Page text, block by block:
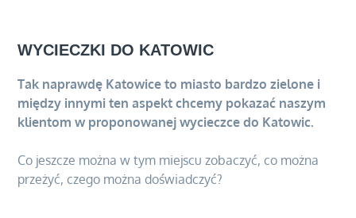
WYCIECZKI DO KATOWIC
Tak naprawdę Katowice to miasto bardzo zielone i
między innymi ten aspekt chcemy pokazać naszym
klientom w proponowanej wycieczce do Katowic.
Co jeszcze można w tym miejscu zobaczyć, co można
przeżyć, czego można doświadczyć?